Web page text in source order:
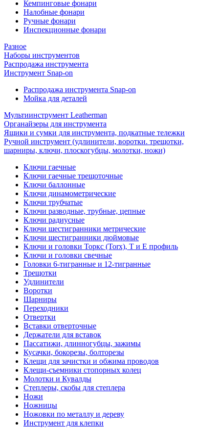
Кемпинговые фонари
Налобные фонари
Ручные фонари
Инспекционные фонари
Разное
Наборы инструментов
Распродажа инструмента
Инструмент Snap-on
Распродажа инструмента Snap-on
Мойка для деталей
Мультиинструмент Leatherman
Органайзеры для инструмента
Ящики и сумки для инструмента, подкатные тележки
Ручной инструмент (удлинители, воротки. трещотки,
шарниры, ключи, плоскогубцы, молотки, ножи)
Ключи гаечные
Ключи гаечные трещоточные
Ключи баллонные
Ключи динамометрические
Ключи трубчатые
Ключи разводные, трубные, цепные
Ключи радиусные
Ключи шестигранники метрические
Ключи шестигранники дюймовые
Ключи и головки Торкс (Torx), Т и Е профиль
Ключи и головки свечные
Головки 6-тигранные и 12-тигранные
Трещотки
Удлинители
Воротки
Шарниры
Переходники
Отвертки
Вставки отверточные
Держатели для вставок
Пассатижи, длинногубцы, зажимы
Кусачки, бокорезы, болторезы
Клещи для зачистки и обжима проводов
Клещи-съемники стопорных колец
Молотки и Кувалды
Степлеры, скобы для степлера
Ножи
Ножницы
Ножовки по металлу и дереву
Инструмент для клепки